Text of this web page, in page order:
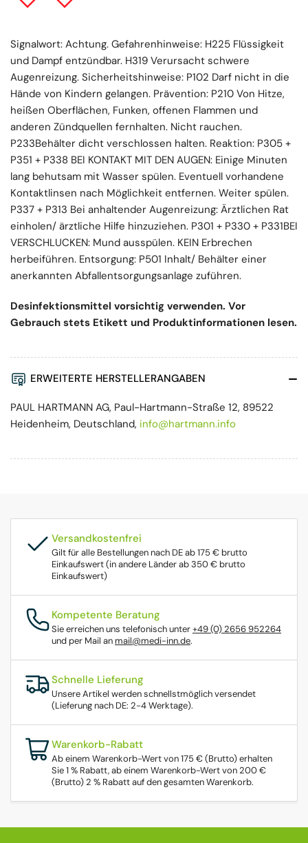
Signalwort: Achtung. Gefahrenhinweise: H225 Flüssigkeit
und Dampf entzündbar. H319 Verursacht schwere
Augenreizung. Sicherheitshinweise: P102 Darf nicht in die
Hände von Kindern gelangen. Prävention: P210 Von Hitze,
heißen Oberflächen, Funken, offenen Flammen und
anderen Zündquellen fernhalten. Nicht rauchen.
P233Behälter dicht verschlossen halten. Reaktion: P305 +
P351 + P338 BEI KONTAKT MIT DEN AUGEN: Einige Minuten
lang behutsam mit Wasser spülen. Eventuell vorhandene
Kontaktlinsen nach Möglichkeit entfernen. Weiter spülen.
P337 + P313 Bei anhaltender Augenreizung: Ärztlichen Rat
einholen/ ärztliche Hilfe hinzuziehen. P301 + P330 + P331BEI
VERSCHLUCKEN: Mund ausspülen. KEIN Erbrechen
herbeiführen. Entsorgung: P501 Inhalt/ Behälter einer
anerkannten Abfallentsorgungsanlage zuführen.
Desinfektionsmittel vorsichtig verwenden. Vor
Gebrauch stets Etikett und Produktinformationen lesen.
ERWEITERTE HERSTELLERANGABEN
PAUL HARTMANN AG, Paul-Hartmann-Straße 12, 89522
Heidenheim, Deutschland, info@hartmann.info
Versandkostenfrei
Gilt für alle Bestellungen nach DE ab 175 € brutto
Einkaufswert (in andere Länder ab 350 € brutto
Einkaufswert)
Kompetente Beratung
Sie erreichen uns telefonisch unter+49 (0) 2656 952264
und per Mail an mail@medi-inn.de.
Schnelle Lieferung
Unsere Artikel werden schnellstmöglich versendet
(Lieferung nach DE: 2-4 Werktage).
Warenkorb-Rabatt
Ab einem Warenkorb-Wert von 175 € (Brutto) erhalten
Sie 1 % Rabatt, ab einem Warenkorb-Wert von 200 €
(Brutto) 2 % Rabatt auf den gesamten Warenkorb.